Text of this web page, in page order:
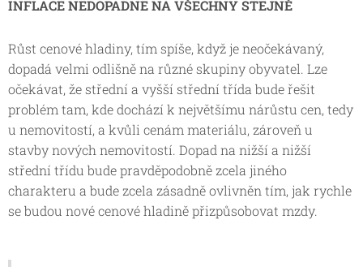
INFLACE NEDOPADNE NA VŠECHNY STEJNĚ
Růst cenové hladiny, tím spíše, když je neočekávaný,
dopadá velmi odlišně na různé skupiny obyvatel. Lze
očekávat, že střední a vyšší střední třída bude řešit
problém tam, kde dochází k největšímu nárůstu cen, tedy
u nemovitostí, a kvůli cenám materiálu, zároveň u
stavby nových nemovitostí. Dopad na nižší a nižší
střední třídu bude pravděpodobně zcela jiného
charakteru a bude zcela zásadně ovlivněn tím, jak rychle
se budou nové cenové hladině přizpůsobovat mzdy.